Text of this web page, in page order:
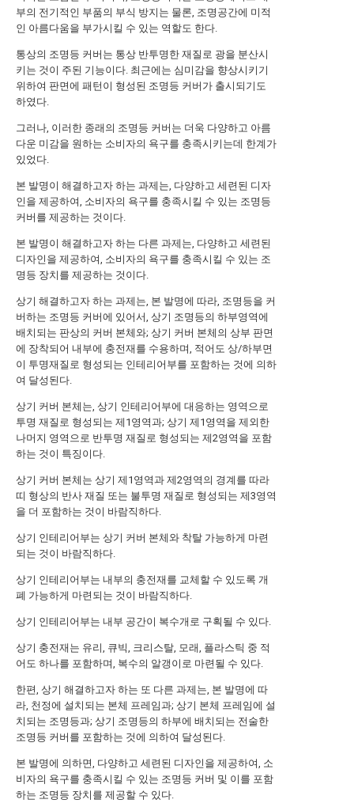
부의 전기적인 부품의 부식 방지는 물론, 조명공간에 미적
인 아름다움을 부가시킬 수 있는 역할도 한다.
통상의 조명등 커버는 통상 반투명한 재질로 광을 분산시
키는 것이 주된 기능이다. 최근에는 심미감을 향상시키기
위하여 판면에 패턴이 형성된 조명등 커버가 출시되기도
하였다.
그러나, 이러한 종래의 조명등 커버는 더욱 다양하고 아름
다운 미감을 원하는 소비자의 욕구를 충족시키는데 한계가
있었다.
본 발명이 해결하고자 하는 과제는, 다양하고 세련된 디자
인을 제공하여, 소비자의 욕구를 충족시킬 수 있는 조명등
커버를 제공하는 것이다.
본 발명이 해결하고자 하는 다른 과제는, 다양하고 세련된
디자인을 제공하여, 소비자의 욕구를 충족시킬 수 있는 조
명등 장치를 제공하는 것이다.
상기 해결하고자 하는 과제는, 본 발명에 따라, 조명등을 커
버하는 조명등 커버에 있어서, 상기 조명등의 하부영역에
배치되는 판상의 커버 본체와; 상기 커버 본체의 상부 판면
에 장착되어 내부에 충전재를 수용하며, 적어도 상/하부면
이 투명재질로 형성되는 인테리어부를 포함하는 것에 의하
여 달성된다.
상기 커버 본체는, 상기 인테리어부에 대응하는 영역으로
투명 재질로 형성되는 제1영역과; 상기 제1영역을 제외한
나머지 영역으로 반투명 재질로 형성되는 제2영역을 포함
하는 것이 특징이다.
상기 커버 본체는 상기 제1영역과 제2영역의 경계를 따라
띠 형상의 반사 재질 또는 불투명 재질로 형성되는 제3영역
을 더 포함하는 것이 바람직하다.
상기 인테리어부는 상기 커버 본체와 착탈 가능하게 마련
되는 것이 바람직하다.
상기 인테리어부는 내부의 충전재를 교체할 수 있도록 개
폐 가능하게 마련되는 것이 바람직하다.
상기 인테리어부는 내부 공간이 복수개로 구획될 수 있다.
상기 충전재는 유리, 큐빅, 크리스탈, 모래, 플라스틱 중 적
어도 하나를 포함하며, 복수의 알갱이로 마련될 수 있다.
한편, 상기 해결하고자 하는 또 다른 과제는, 본 발명에 따
라, 천정에 설치되는 본체 프레임과; 상기 본체 프레임에 설
치되는 조명등과; 상기 조명등의 하부에 배치되는 전술한
조명등 커버를 포함하는 것에 의하여 달성된다.
본 발명에 의하면, 다양하고 세련된 디자인을 제공하여, 소
비자의 욕구를 충족시킬 수 있는 조명등 커버 및 이를 포함
하는 조명등 장치를 제공할 수 있다.